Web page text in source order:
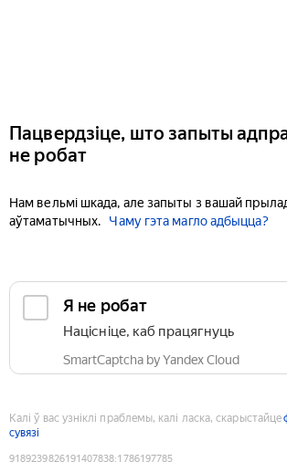
Пацвердзіце, што запыты
не робат
Нам вельмі шкада, але запыты з вашай
аўтаматычных.
Чаму гэта магло адбыцца?
Я не робат
Націсніце, каб працягнуць
SmartCaptcha by Yandex Cloud
Калі ў вас узніклі праблемы, калі ласка, скарыстайце
сувязі
9189239826191407838:1786197785